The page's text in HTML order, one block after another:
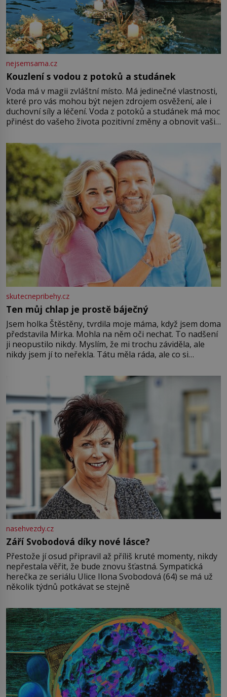
nejsemsama.cz
Kouzlení s vodou z potoků a studánek
Voda má v magii zvláštní místo. Má jedinečné vlastnosti,
které pro vás mohou být nejen zdrojem osvěžení, ale i
duchovní síly a léčení. Voda z potoků a studánek má moc
přinést do vašeho života pozitivní změny a obnovit vaši
můžete obohatit své rituály a přinést do svého života
větší harmonii a klid. Je důležité
skutecnepribehy.cz
Ten můj chlap je prostě báječný
Jsem holka Štěstěny, tvrdila moje máma, když jsem doma
představila Mirka. Mohla na něm oči nechat. To nadšení
ji neopustilo nikdy. Myslím, že mi trochu záviděla, ale
nikdy jsem jí to neřekla. Tátu měla ráda, ale co si
Jsme spolu moc rádi Tehdy byla jiná doba, když
nasehvezdy.cz
Září Svobodová díky nové lásce?
Přestože jí osud připravil až příliš kruté momenty, nikdy
nepřestala věřit, že bude znovu šťastná. Sympatická
herečka ze seriálu Ulice Ilona Svobodová (64) se má už
několik týdnů potkávat se stejně